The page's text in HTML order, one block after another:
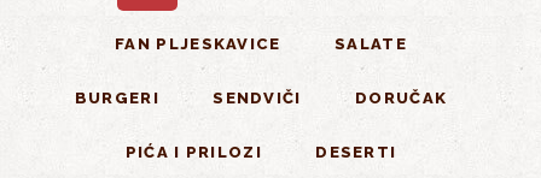
O NAMA
FAN PLJESKAVICE SALATE
BURGERI SENDVIČI DORUČAK
PIĆA I PRILOZI DESERTI